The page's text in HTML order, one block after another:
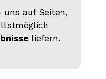
uns auf Seiten,
liefern.